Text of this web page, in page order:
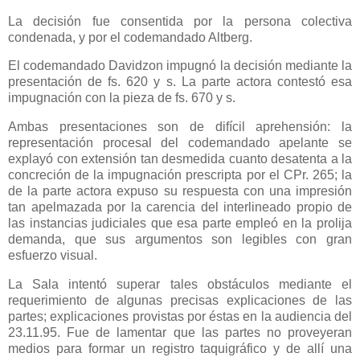
La decisión fue consentida por la persona colectiva
condenada, y por el codemandado Altberg.
El codemandado Davidzon impugnó la decisión mediante la
presentación de fs. 620 y s. La parte actora contestó esa
impugnación con la pieza de fs. 670 y s.
Ambas presentaciones son de difícil aprehensión: la
representación procesal del codemandado apelante se
explayó con extensión tan desmedida cuanto desatenta a la
concreción de la impugnación prescripta por el CPr. 265; la
de la parte actora expuso su respuesta con una impresión
tan apelmazada por la carencia del interlineado propio de
las instancias judiciales que esa parte empleó en la prolija
demanda, que sus argumentos son legibles con gran
esfuerzo visual.
La Sala intentó superar tales obstáculos mediante el
requerimiento de algunas precisas explicaciones de las
partes; explicaciones provistas por éstas en la audiencia del
23.11.95. Fue de lamentar que las partes no proveyeran
medios para formar un registro taquigráfico y de allí una